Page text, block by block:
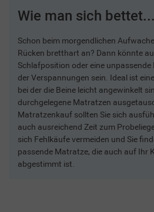
Wie man sich bettet...
Schon beim morgendlichen
Rücken bretthart an? Dann könnte
Schlafposition oder eine
der Verspannungen sein. Ideal ist
bei der die Beine leicht angewinkelt
durchgelegene Matratzen
Matratzenkauf sollten Sie sich
auch ausreichend Zeit zum
sich Fehlkäufe vermeiden und Sie
passende Matratze, die auch auf Ihr
abgestimmt ist.